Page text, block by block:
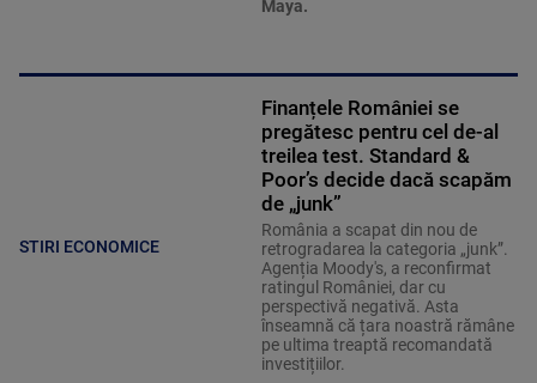
Maya.
STIRI ECONOMICE
Finanțele României se
pregătesc pentru cel de-al
treilea test. Standard &
Poor’s decide dacă scapăm
de „junk”
România a scapat din nou de
retrogradarea la categoria „junk”.
Agenția Moody's, a reconfirmat
ratingul României, dar cu
perspectivă negativă. Asta
înseamnă că țara noastră rămâne
pe ultima treaptă recomandată
investițiilor.